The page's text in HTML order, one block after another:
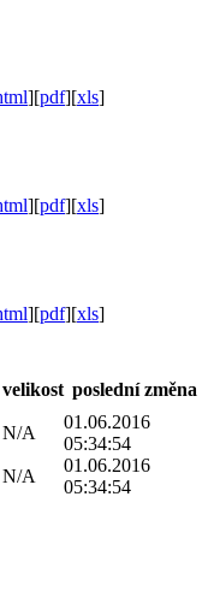
][pdf][xls]
][pdf][xls]
][pdf][xls]
velikost poslední změna
N/A
01.06.2016
05:34:54
N/A
01.06.2016
05:34:54